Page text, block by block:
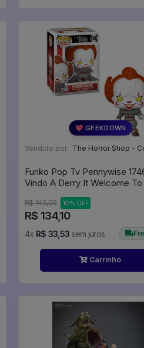
💖 GEEKDOWN
Vendido por: The Horror Shop -
Funko Pop Tv Pennywise
Vindo A Derry It Welcome
R$ 149,00 10% OFF
R$ 134,10
4x R$ 33,53 sem juros
Carrinho